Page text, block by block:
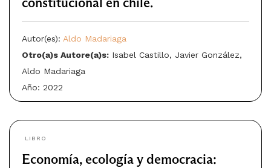
Autor(es): Aldo Madariaga
Otro(a)s Autore(a)s: Isabel Castillo, Javier González,
Aldo Madariaga
Año: 2022
LIBRO
Economía, ecología y democracia: